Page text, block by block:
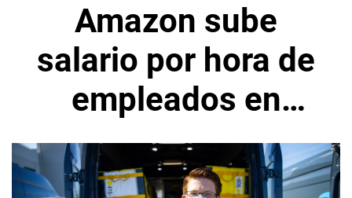
Amazon sube
salario por hora de
empleados en
almacén y
transporte